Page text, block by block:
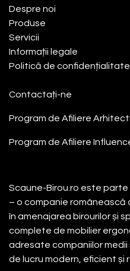
Despre noi
Produse
Servicii
Informații legale
Politică de confidențialitate
Contactați-ne
Program de Afiliere Arhitecti
Program de Afiliere
Scaune-Birou.ro este parte
– o companie românească
în amenajarea birourilor și
complete de mobilier
adresate companiilor medii
de lucru modern, eficient și